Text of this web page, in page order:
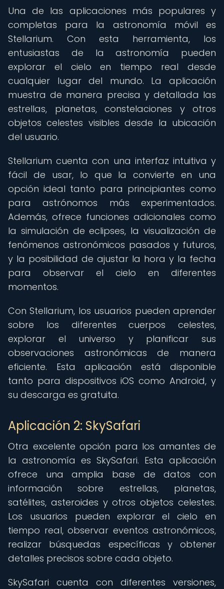
Una de las aplicaciones más populares y
completas para la astronomía móvil es
Stellarium. Con esta herramienta, los
entusiastas de la astronomía pueden
explorar el cielo en tiempo real desde
cualquier lugar del mundo. La aplicación
muestra de manera precisa y detallada las
estrellas, planetas, constelaciones y otros
objetos celestes visibles desde la ubicación
del usuario.
Stellarium cuenta con una interfaz intuitiva y
fácil de usar, lo que la convierte en una
opción ideal tanto para principiantes como
para astrónomos más experimentados.
Además, ofrece funciones adicionales como
la simulación de eclipses, la visualización de
fenómenos astronómicos pasados y futuros,
y la posibilidad de ajustar la hora y la fecha
para observar el cielo en diferentes
momentos.
Con Stellarium, los usuarios pueden aprender
sobre los diferentes cuerpos celestes,
explorar el universo y planificar sus
observaciones astronómicas de manera
eficiente. Esta aplicación está disponible
tanto para dispositivos iOS como Android, y
su descarga es gratuita.
Aplicación 2: SkySafari
Otra excelente opción para los amantes de
la astronomía es SkySafari. Esta aplicación
ofrece una amplia base de datos con
información sobre estrellas, planetas,
satélites, asteroides y otros objetos celestes.
Los usuarios pueden explorar el cielo en
tiempo real, observar eventos astronómicos,
realizar búsquedas específicas y obtener
detalles precisos sobre cada objeto.
SkySafari cuenta con diferentes versiones,